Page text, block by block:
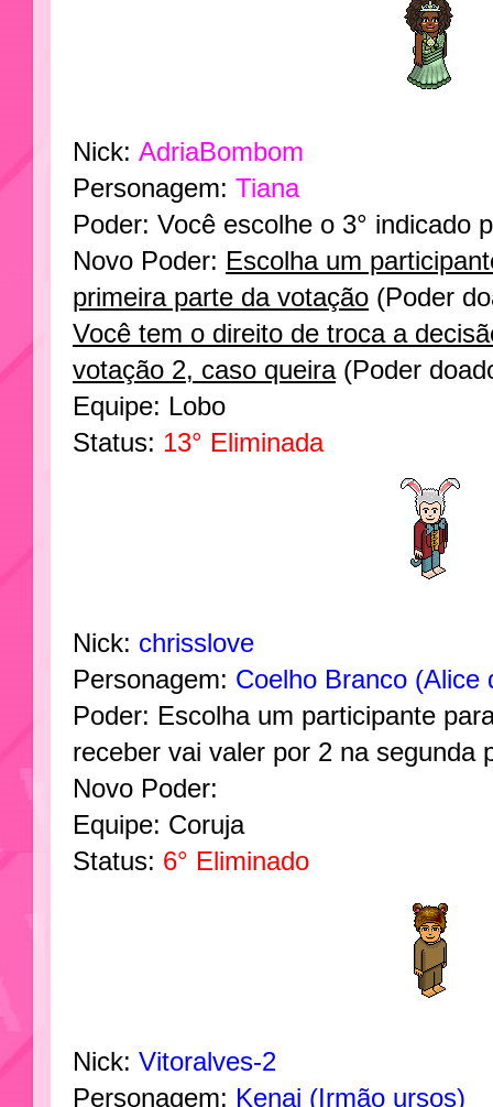
Nick: AdriaBombom
Personagem: Tiana
Poder: Você escolhe o 3° indicado
Novo Poder: Escolha um
primeira parte da votação (Poder
Você tem o direito de troca a
votação 2, caso queira(Poder
Equipe: Lobo
Status: 13° Eliminada
Nick: chrisslove
Personagem: Coelho Branco (Alice
Poder: Escolha um participante
receber vai valer por 2 na segunda
Novo Poder:
Equipe: Coruja
Status: 6° Eliminado
Nick: Vitoralves-2
Personagem: Kenai (Irmão ursos)